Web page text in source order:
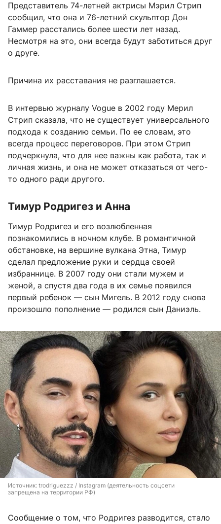
Представитель 74-летней актрисы Мэрил Стрип
сообщил, что она и 76-летний скульптор Дон
Гаммер расстались более шести лет назад.
Несмотря на это, они всегда будут заботиться друг
о друге.
Причина их расставания не разглашается.
В интервью журналу Vogue в 2002 году Мерил
Стрип сказала, что не существует универсального
подхода к созданию семьи. По ее словам, это
всегда процесс переговоров. При этом Стрип
подчеркнула, что для нее важны как работа, так и
личная жизнь, и она не может отказаться от чего-
то одного ради другого.
Тимур Родригез и Анна
Тимур Родригез и его возлюбленная
познакомились в ночном клубе. В романтичной
обстановке, на вершине вулкана Этна, Тимур
сделал предложение руки и сердца своей
избраннице. В 2007 году они стали мужем и
женой, а спустя два года в их семье появился
первый ребенок — сын Мигель. В 2012 году снова
произошло пополнение — родился сын Даниэль.
Источник: trodriguezzz / Instagram (деятельность соцсети
запрещена на территории РФ)
Сообщение о том, что Родригез разводится, стало